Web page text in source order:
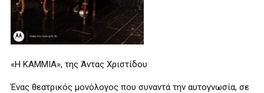
«Η ΚΑΜΜΙΑ», της Άντας Χριστίδου
Ένας θεατρικός μονόλογος που συναντά την αυτογνωσία, σε